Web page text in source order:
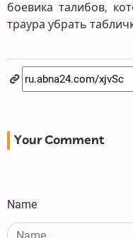
боевика талибов,
траура убрать
Your Comment
Name